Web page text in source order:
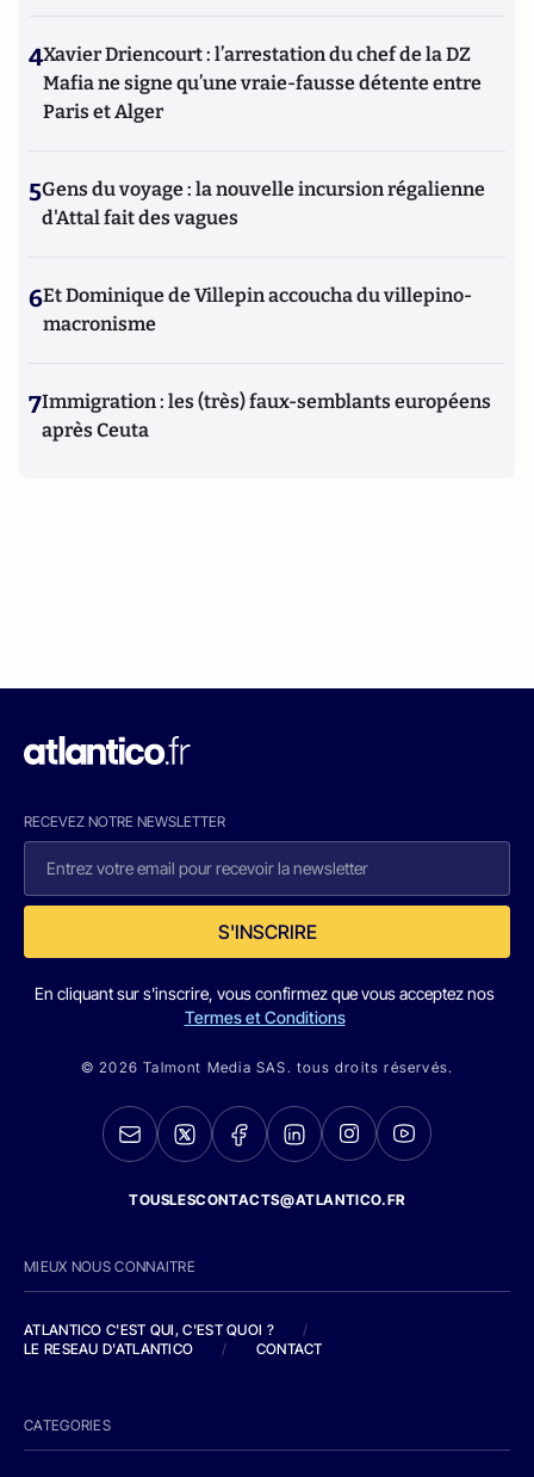
4Xavier Driencourt : l’arrestation du chef de la DZ
Mafia ne signe qu’une vraie-fausse détente entre
Paris et Alger
5Gens du voyage : la nouvelle incursion régalienne
d'Attal fait des vagues
6Et Dominique de Villepin accoucha du villepino-
macronisme
7Immigration : les (très) faux-semblants européens
après Ceuta
RECEVEZ NOTRE NEWSLETTER
S'INSCRIRE
En cliquant sur s'inscrire, vous confirmez que vous acceptez nos
Termes et Conditions
© 2026 Talmont Media SAS. tous droits réservés.
TOUSLESCONTACTS@ATLANTICO.FR
MIEUX NOUS CONNAITRE
ATLANTICO C'EST QUI, C'EST QUOI ?
/
LE RESEAU D'ATLANTICO
/ CONTACT
CATEGORIES